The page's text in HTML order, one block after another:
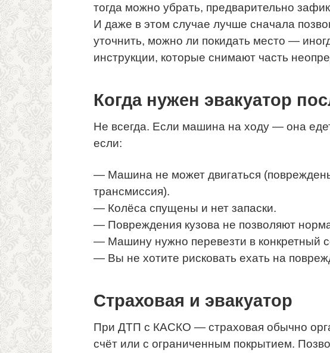
тогда можно убрать, предварительно
И даже в этом случае лучше сначала
уточнить, можно ли покидать место —
инструкции, которые снимают часть
Когда нужен эвакуатор
Не всегда. Если машина на ходу — она
если:
— Машина не может двигаться
трансмиссия).
— Колёса спущены и нет запаски.
— Повреждения кузова не позволяют
— Машину нужно перевезти в конкретный
— Вы не хотите рисковать ехать на
Страховая и эвакуатор
При ДТП с КАСКО — страховая обычно
счёт или с ограниченным покрытием.